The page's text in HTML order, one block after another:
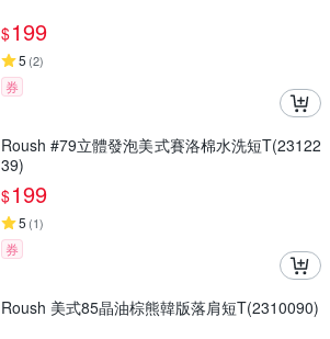
$199
5 (2)
券
Roush #79立體發泡美式賽洛棉水洗短T(23122
39)
$199
5 (1)
券
Roush 美式85晶油棕熊韓版落肩短T(2310090)